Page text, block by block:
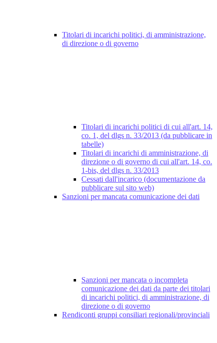
Titolari di incarichi politici, di amministrazione,
di direzione o di governo
Titolari di incarichi politici di cui all'art. 14,
co. 1, del dlgs n. 33/2013 (da pubblicare in
tabelle)
Titolari di incarichi di amministrazione, di
direzione o di governo di cui all'art. 14, co.
1-bis, del dlgs n. 33/2013
Cessati dall'incarico (documentazione da
pubblicare sul sito web)
Sanzioni per mancata comunicazione dei dati
Sanzioni per mancata o incompleta
comunicazione dei dati da parte dei titolari
di incarichi politici, di amministrazione, di
direzione o di governo
Rendiconti gruppi consiliari regionali/provinciali